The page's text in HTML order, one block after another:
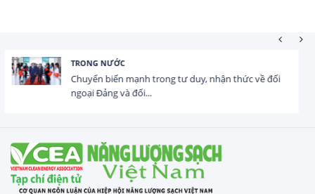
HOẠT ĐỘNG ĐẦU TƯ
Tổng vốn FDI đăng ký vào Việt Nam đạt gần 25 tỷ
USD trong 5 tháng...